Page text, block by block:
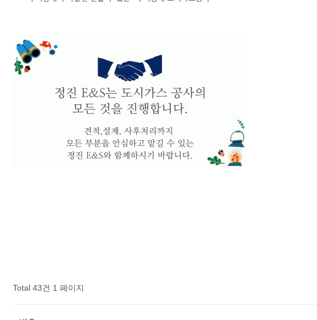
Total 43건 1 페이지